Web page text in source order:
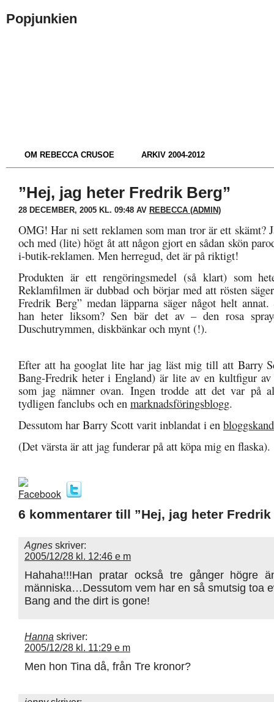
Popjunkien
OM REBECCA CRUSOE ARKIV 2004-2012
”Hej, jag heter Fredrik Berg”
28 DECEMBER, 2005 KL. 09:48 AV REBECCA (ADMIN)
OMG! Har ni sett reklamen som man tror är ett skämt?
och med (lite) högt åt att någon gjort en sådan skön
i-butik-reklamen. Men herregud, det är på riktigt!
Produkten är ett rengöringsmedel (så klart) som
Reklamfilmen är dubbad och börjar med att rösten
Fredrik Berg” medan läpparna säger något helt
han heter liksom? Sen bär det av – den rosa
Duschutrymmen, diskbänkar och mynt (!).
Efter att ha googlat lite har jag läst mig till att Barry
Bang-Fredrik heter i England) är lite av en kultfigur av
som jag nämner ovan. Ingen trodde att det var på
tydligen fanclubs och en marknadsföringsblogg.
Dessutom har Barry Scott varit inblandat i en
(Det värsta är att jag funderar på att köpa mig en flaska).
6 kommentarer till ”Hej, jag heter Fredrik
Agnes skriver:
2005/12/28 kl. 12:46 e m
Hahaha!!!Han pratar också tre gånger högre
människa…Dessutom vem har en så smutsig toa
Bang and the dirt is gone!
Hanna skriver:
2005/12/28 kl. 11:29 e m
Men hon Tina då, från Tre kronor?